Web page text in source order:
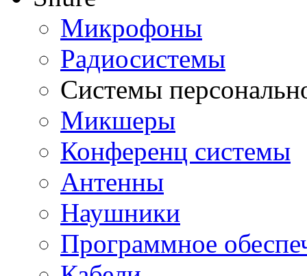
Микрофоны
Радиосистемы
Системы
Микшеры
Конференц системы
Антенны
Наушники
Программное